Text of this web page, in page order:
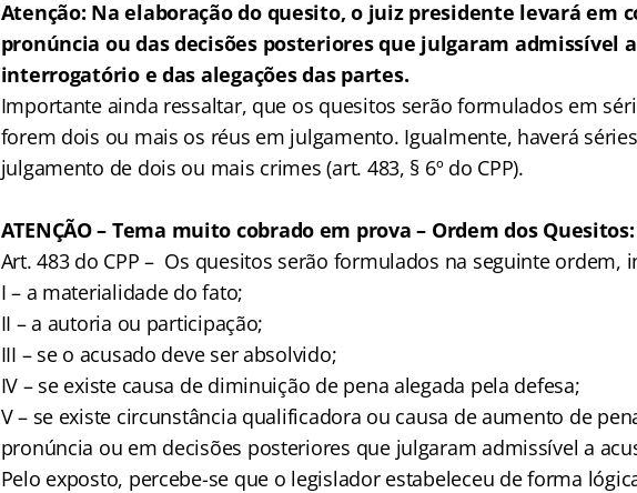
Atenção: Na elaboração do quesito, o juiz presidente levará em
pronúncia ou das decisões posteriores que julgaram admissível
interrogatório e das alegações das partes.
Importante ainda ressaltar, que os quesitos serão formulados em
forem dois ou mais os réus em julgamento. Igualmente, haverá
julgamento de dois ou mais crimes (art. 483, § 6º do CPP).
ATENÇÃO – Tema muito cobrado em prova – Ordem dos Quesitos:
Art. 483 do CPP – Os quesitos serão formulados na seguinte ordem,
I – a materialidade do fato;
II – a autoria ou participação;
III – se o acusado deve ser absolvido;
IV – se existe causa de diminuição de pena alegada pela defesa;
V – se existe circunstância qualificadora ou causa de aumento de
pronúncia ou em decisões posteriores que julgaram admissível a
Pelo exposto, percebe-se que o legislador estabeleceu de forma